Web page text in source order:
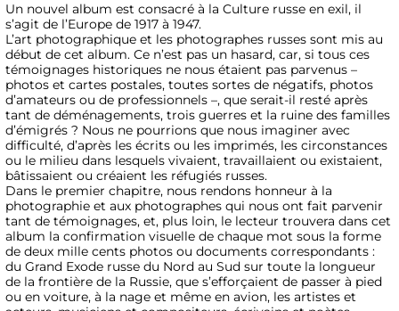
Un nouvel album est consacré à la Culture russe en exil, il
s’agit de l’Europe de 1917 à 1947.
L’art photographique et les photographes russes sont mis au
début de cet album. Ce n’est pas un hasard, car, si tous ces
témoignages historiques ne nous étaient pas parvenus –
photos et cartes postales, toutes sortes de négatifs, photos
d’amateurs ou de professionnels –, que serait-il resté après
tant de déménagements, trois guerres et la ruine des familles
d’émigrés ? Nous ne pourrions que nous imaginer avec
difficulté, d’après les écrits ou les imprimés, les circonstances
ou le milieu dans lesquels vivaient, travaillaient ou existaient,
bâtissaient ou créaient les réfugiés russes.
Dans le premier chapitre, nous rendons honneur à la
photographie et aux photographes qui nous ont fait parvenir
tant de témoignages, et, plus loin, le lecteur trouvera dans cet
album la confirmation visuelle de chaque mot sous la forme
de deux mille cents photos ou documents correspondants :
du Grand Exode russe du Nord au Sud sur toute la longueur
de la frontière de la Russie, que s’efforçaient de passer à pied
ou en voiture, à la nage et même en avion, les artistes et